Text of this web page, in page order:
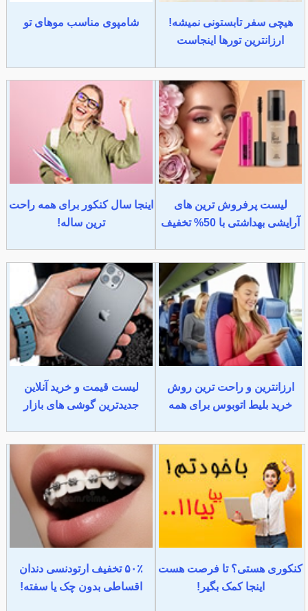
هیچی سفر تابستونی نمیشه!
ارزانترین تورها اینجاست
شامپوی مناسب موهای تو
لیست پرفروش ترین های
آرایشی بهداشتی با 50% تخفیف
اینجا سال کنکور برای همه راحت
ترین ساله!
ارزانترین و راحت ترین روش
خرید بلیط اتوبوس برای همه
لیست قیمت و خرید آنلاین
جدیدترین گوشی های بازار
کنکوری هستی؟ تا فرصت هست
اینجا کمک بگیر!
۵۰٪ تخفیف ارتودنسی دندان
اقساطی بدون چک یا سفته!